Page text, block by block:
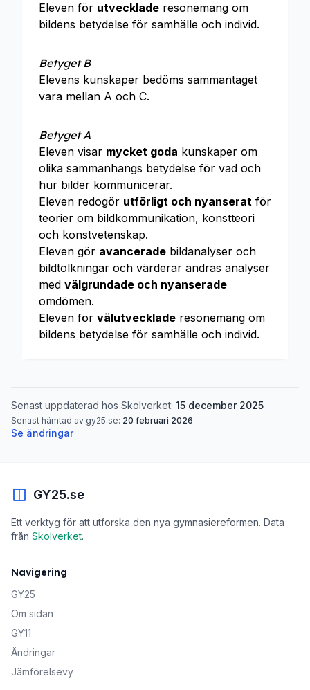
Eleven för utvecklade resonemang om
bildens betydelse för samhälle och individ.
Betyget B
Elevens kunskaper bedöms sammantaget
vara mellan A och C.
Betyget A
Eleven visar mycket goda kunskaper om
olika sammanhangs betydelse för vad och
hur bilder kommunicerar.
Eleven redogör utförligt och nyanserat för
teorier om bildkommunikation, konstteori
och konstvetenskap.
Eleven gör avancerade bildanalyser och
bildtolkningar och värderar andras analyser
med välgrundade och nyanserade
omdömen.
Eleven för välutvecklade resonemang om
bildens betydelse för samhälle och individ.
Senast uppdaterad hos Skolverket: 15 december 2025
Senast hämtad av gy25.se: 20 februari 2026
Se ändringar
GY25.se
Ett verktyg för att utforska den nya gymnasiereformen. Data
från Skolverket.
Navigering
GY25
Om sidan
GY11
Ändringar
Jämförelsevy